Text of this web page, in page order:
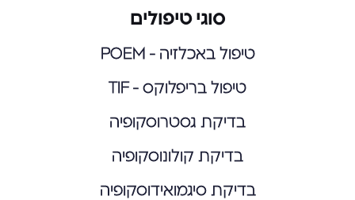
סוגי טיפולים
טיפול באכלזיה - POEM
טיפול בריפלוקס - TIF
בדיקת גסטרוסקופיה
בדיקת קולונוסקופיה
בדיקת סיגמואידוסקופיה